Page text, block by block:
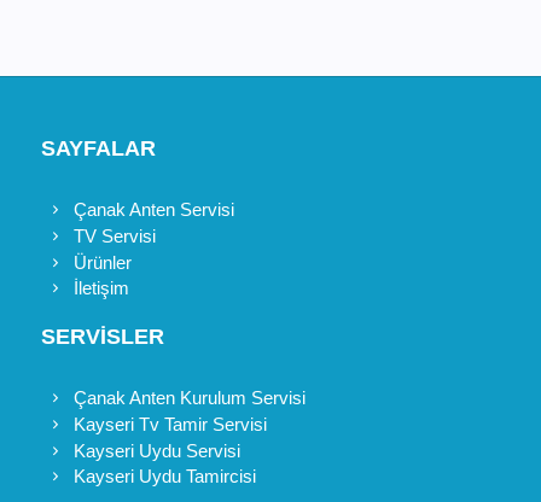
SAYFALAR
Çanak Anten Servisi
TV Servisi
Ürünler
İletişim
SERVİSLER
Çanak Anten Kurulum Servisi
Kayseri Tv Tamir Servisi
Kayseri Uydu Servisi
Kayseri Uydu Tamircisi